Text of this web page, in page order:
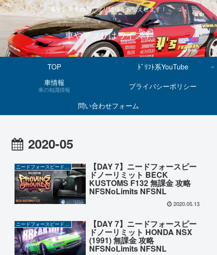
車やおすすめのアプリ情報をお伝えします！
車やアプリはワイズ！
TOP
ﾄﾞﾘﾌﾄ系YouTube
車情報
車の知識情報
プライバシーポリシー
問い合わせフォーム
2020-05
ニードフォースピードノーリミット 【DAY 7】ニードフォースピー
ドノーリミット BECK
KUSTOMS F132 無課金 攻略
NFSNoLimits NFSNL
2020.05.13
ニードフォースピードノーリミット 【DAY 7】ニードフォースピー
ドノーリミット HONDA NSX
(1991) 無課金 攻略
NFSNoLimits NFSNL